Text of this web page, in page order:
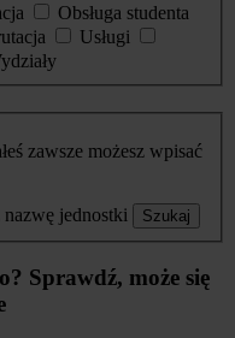
Obsługa studenta
Usługi
zawsze możesz wpisać
jednostki Szukaj
Sprawdź, może się